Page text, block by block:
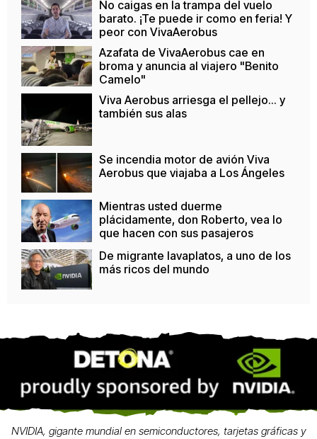
No caigas en la trampa del vuelo
barato. ¡Te puede ir como en feria! Y
peor con VivaAerobus
Azafata de VivaAerobus cae en
broma y anuncia al viajero "Benito
Camelo"
Viva Aerobus arriesga el pellejo... y
también sus alas
Se incendia motor de avión Viva
Aerobus que viajaba a Los Ángeles
Mientras usted duerme
plácidamente, don Roberto, vea lo
que hacen con sus pasajeros
De migrante lavaplatos, a uno de los
más ricos del mundo
NVIDIA, gigante mundial en semiconductores, tarjetas gráficas y